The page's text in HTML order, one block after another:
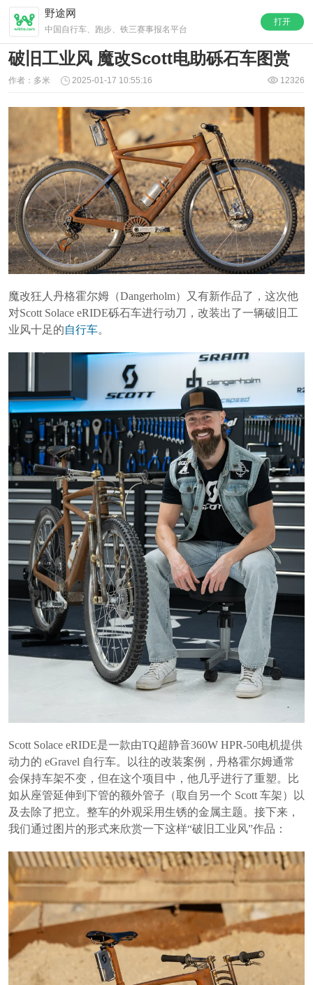
打开
野途网
中国自行车、跑步、铁三赛事报名平台
破旧工业风 魔改Scott电助砾石车图赏
作者：多米 2025-01-17 10:55:16 12326
魔改狂人丹格霍尔姆（Dangerholm）又有新作品了，这次他
对Scott Solace eRIDE砾石车进行动刀，改装出了一辆破旧工
业风十足的自行车。
Scott Solace eRIDE是一款由TQ超静音360W HPR-50电机提供
动力的 eGravel 自行车。以往的改装案例，丹格霍尔姆通常
会保持车架不变，但在这个项目中，他几乎进行了重塑。比
如从座管延伸到下管的额外管子（取自另一个 Scott 车架）以
及去除了把立。整车的外观采用生锈的金属主题。接下来，
我们通过图片的形式来欣赏一下这样“破旧工业风”作品：